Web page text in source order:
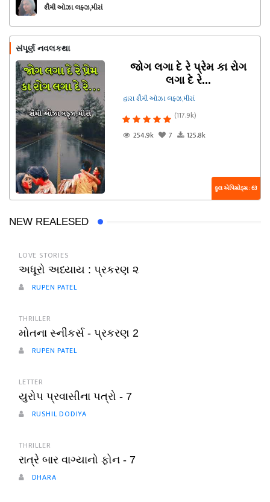
શૈમી ઓઝા લફ્ઝ,મીરાં
સંપૂર્ણ નવલકથા
જોગ લગા દે રે પ્રેમ કા રોગ
લગા દે રે...
દ્વારા શૈમી ઓઝા લફ્ઝ,મીરાં
(117.9k)
254.9k
7 125.8k
કુલ એપિસોડ્સ : 63
NEW REALESED
LOVE STORIES
અધૂરો અધ્યાય : પ્રકરણ ૨
RUPEN PATEL
THRILLER
મોતના સ્નીકર્સ - પ્રકરણ 2
RUPEN PATEL
LETTER
યુરોપ પ્રવાસીના પત્રો - 7
RUSHIL DODIYA
THRILLER
રાત્રે બાર વાગ્યાનો ફોન - 7
DHARA